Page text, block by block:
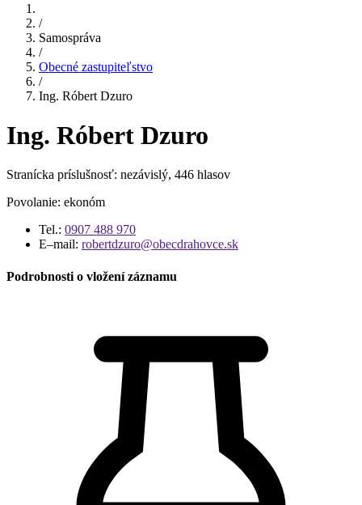
/
Samospráva
/
Obecné zastupiteľstvo
/
Ing. Róbert Dzuro
Ing. Róbert Dzuro
Stranícka príslušnosť: nezávislý, 446 hlasov
Povolanie: ekonóm
Tel.: 0907 488 970
E–mail: robertdzuro@obecdrahovce.sk
Podrobnosti o vložení záznamu